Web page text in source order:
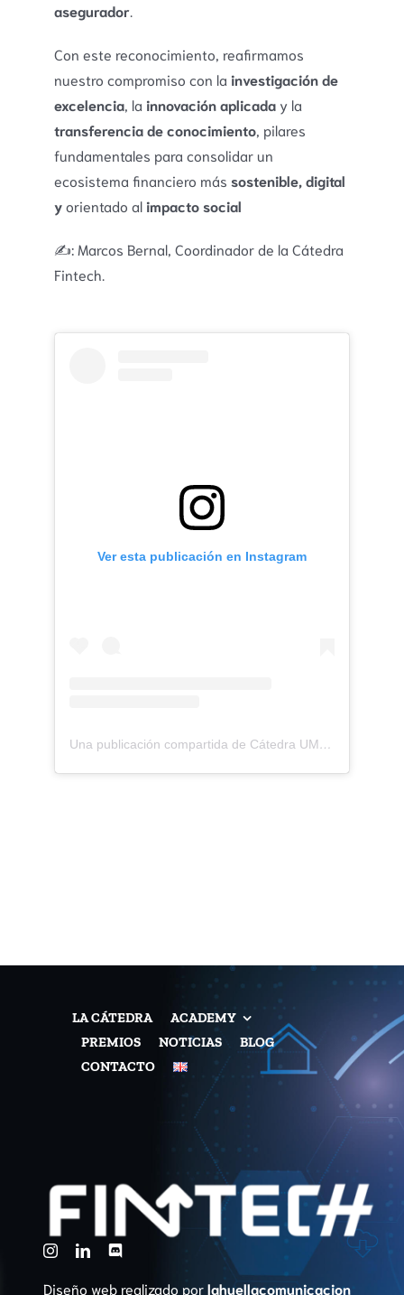
asegurador.
Con este reconocimiento, reafirmamos
nuestro compromiso con la investigación de
excelencia, la innovación aplicaday la
transferencia de conocimiento, pilares
fundamentales para consolidar un
ecosistema financiero más sostenible, digital
yorientado alimpacto social
✍️: Marcos Bernal, Coordinador de la Cátedra
Fintech.
Ver esta publicación en Instagram
Una publicación compartida de Cátedra UMA de Gestión para el desarrollo Tecnológico FINTECH (@catedrafintech)
LA CÁTEDRA
ACADEMY
PREMIOS
NOTICIAS
BLOG
CONTACTO
Diseño web realizado porlahuellacomunicacion